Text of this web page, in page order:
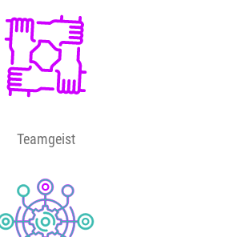
Teamgeist